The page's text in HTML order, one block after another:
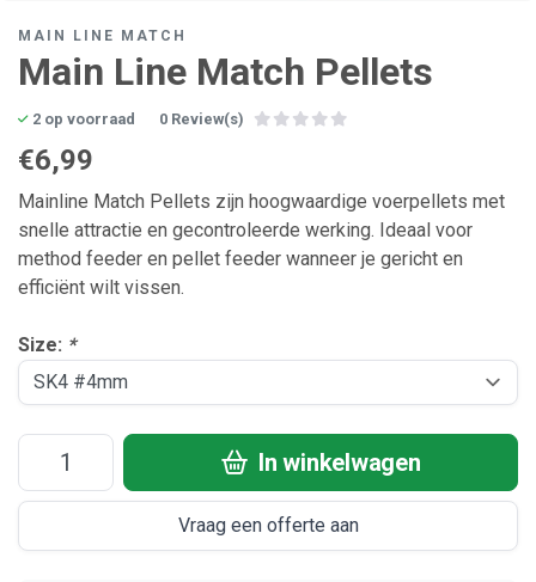
MAIN LINE MATCH
Main Line Match Pellets
2 op voorraad 0 Review(s)
€6,99
Mainline Match Pellets zijn hoogwaardige voerpellets met
snelle attractie en gecontroleerde werking. Ideaal voor
method feeder en pellet feeder wanneer je gericht en
efficiënt wilt vissen.
Size: *
In winkelwagen
Vraag een offerte aan